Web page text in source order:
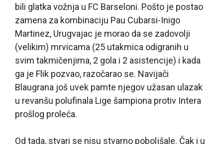
bili glatka vožnja u FC Barseloni. Pošto je postao
zamena za kombinaciju Pau Cubarsi-Inigo
Martinez, Urugvajac je morao da se zadovolji
(velikim) mrvicama (25 utakmica odigranih u
svim takmičenjima, 2 gola i 2 asistencije) i kada
ga je Flik pozvao, razočarao se. Navijači
Blaugrana još uvek pamte njegov užasan ulazak
u revanšu polufinala Lige šampiona protiv Intera
prošlog proleća.
Od tada, stvari se nisu stvarno poboljšale. Čak i u